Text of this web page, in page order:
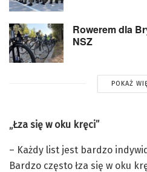
Rowerem dla
NSZ
POKAŻ
„Łza się w oku kręci”
– Każdy list jest bardzo
Bardzo często łza się w oku